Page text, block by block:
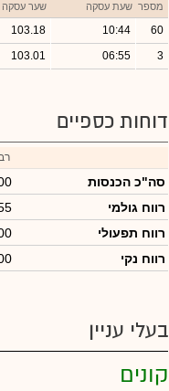
מספר שעת עסקה שער עסקה
60
10:44
103.18
3
06:55
103.01
דוחות כספיים
סה"כ הכנסות
רווח גולמי
רווח תפעולי
רווח נקי
בעלי עניין
קונים